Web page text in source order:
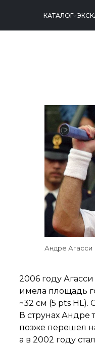
КАТАЛОГ
Андре Агасси
2006 году
имела площадь
~32 см (5 pts HL).
В струнах Андре
позже перешел
а в 2002 году